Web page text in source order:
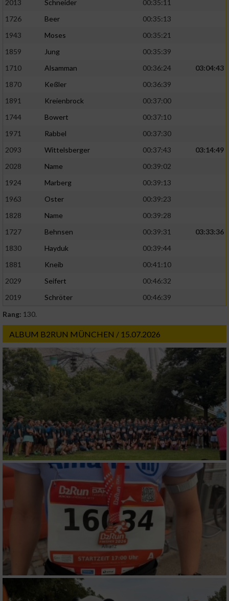
2013
Schneider
00:35:11
1726
Beer
00:35:13
1943
Moses
00:35:21
1859
Jung
00:35:39
1710
Alsamman 00:36:24
03:04:43
1870
Keßler
00:36:39
1891
Kreienbrock
00:37:00
1744
Bowert
00:37:10
1971
Rabbel
00:37:30
2093
Wittelsberger 00:37:43
03:14:49
2028
Name
00:39:02
1924
Marberg
00:39:13
1963
Oster
00:39:23
1828
Name
00:39:28
1727
Behnsen 00:39:31
03:33:36
1830
Hayduk
00:39:44
1881
Kneib
00:41:10
2029
Seifert
00:46:32
2019
Schröter
00:46:39
Rang: 130.
ALBUM B2RUN MÜNCHEN / 15.07.2026
Verwendung reduzierter Daten zur Auswahl
von Werbeanzeigen
Werbung
personalisierter Werbung
von Inhalten
personalisierter Inhalte
Analyse von Zielgruppen durch Statistiken
oder Kombinationen von Daten aus
verschiedenen Quellen
Verwendung reduzierter Daten zur Auswahl
von Inhalten
IAB-Besonderheiten:
Verwendung genauer Standortdaten
Geräte anhand von aktiv angeforderten
Informationen identifizieren
Nicht-IAB-Verarbeitungszwecke:
Notwendig
Performance
Funktional